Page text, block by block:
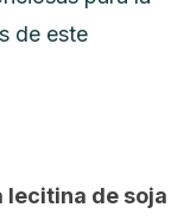
de este
lecitina de soja